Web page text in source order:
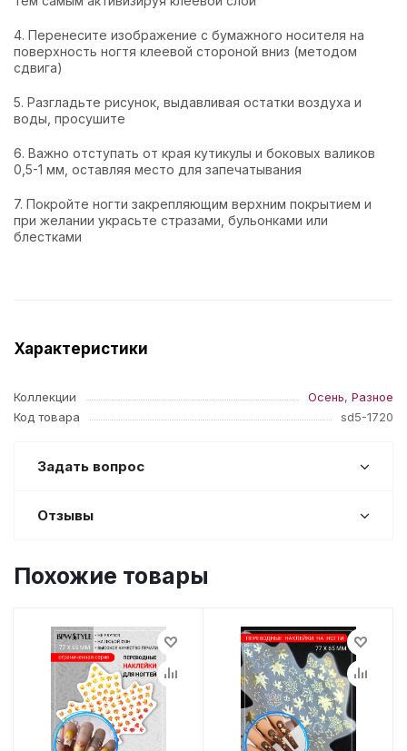
4. Перенесите изображение с бумажного носителя на
поверхность ногтя клеевой стороной вниз (методом
сдвига)
5. Разгладьте рисунок, выдавливая остатки воздуха и
воды, просушите
6. Важно отступать от края кутикулы и боковых валиков
0,5-1 мм, оставляя место для запечатывания
7. Покройте ногти закрепляющим верхним покрытием и
при желании украсьте стразами, бульонками или
блестками
Характеристики
Коллекции Осень, Разное
Код товара
sd5-1720
Задать вопрос
Отзывы
Похожие товары